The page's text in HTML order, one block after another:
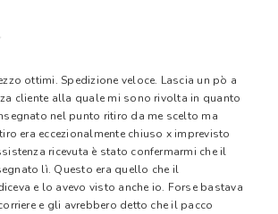
ottimi. Spedizione veloce. Lascia un pò a
cliente alla quale mi sono rivolta in quanto
nel punto ritiro da me scelto ma
era eccezionalmente chiuso x imprevisto
ricevuta è stato confermarmi che il
lì. Questo era quello che il
e lo avevo visto anche io. Forse bastava
e gli avrebbero detto che il pacco